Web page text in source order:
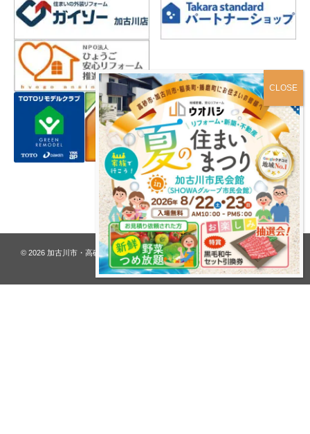
プライバシーポリシー
© 2026 加古川市・高砂市 夢リフォーム ウオハシ – 創業128年の老舗. All rights
reserved.